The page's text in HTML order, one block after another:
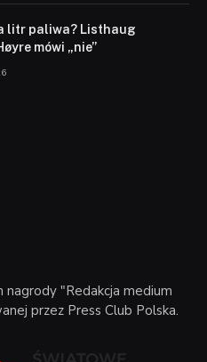
litr paliwa? Listhaug
mówi „nie”
"Redakcja medium
przez Press Club Polska.